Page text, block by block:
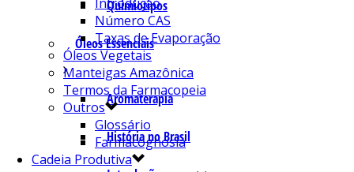
Quimiotipos
Óleos Essenciais
Aromaterapia
História no Brasil
Número CAS
Taxas de Evaporação
Óleos Vegetais
Manteigas Amazônica
Termos da Farmacopeia
Outros
Glossário
Farmacognosia
Cadeia Produtiva